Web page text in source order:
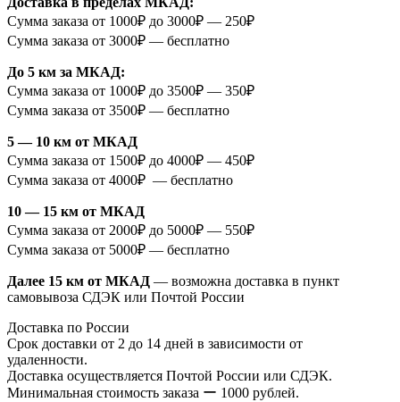
Сумма заказа от 1000₽ до 3000₽ — 250₽
Сумма заказа от 3000₽ — бесплатно
До 5 км за МКАД:
Сумма заказа от 1000₽ до 3500₽ — 350₽
Сумма заказа от 3500₽ — бесплатно
5 — 10 км от МКАД
Сумма заказа от 1500₽ до 4000₽ — 450₽
Сумма заказа от 4000₽ — бесплатно
10 — 15 км от МКАД
Сумма заказа от 2000₽ до 5000₽ — 550₽
Сумма заказа от 5000₽ — бесплатно
Далее 15 км от МКАД — возможна доставка в пункт
самовывоза СДЭК или Почтой России
Доставка по России
Срок доставки от 2 до 14 дней в зависимости от
удаленности.
Доставка осуществляется Почтой России или СДЭК.
Минимальная стоимость заказа ー 1000 рублей.